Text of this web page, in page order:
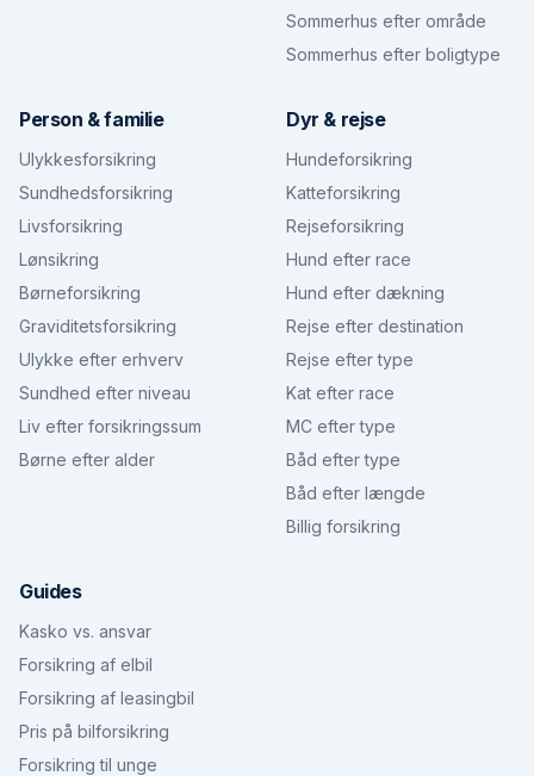
Sommerhus efter område
Sommerhus efter boligtype
Person & familie
Ulykkesforsikring
Sundhedsforsikring
Livsforsikring
Lønsikring
Børneforsikring
Graviditetsforsikring
Ulykke efter erhverv
Sundhed efter niveau
Liv efter forsikringssum
Børne efter alder
Dyr & rejse
Hundeforsikring
Katteforsikring
Rejseforsikring
Hund efter race
Hund efter dækning
Rejse efter destination
Rejse efter type
Kat efter race
MC efter type
Båd efter type
Båd efter længde
Billig forsikring
Guides
Kasko vs. ansvar
Forsikring af elbil
Forsikring af leasingbil
Pris på bilforsikring
Forsikring til unge